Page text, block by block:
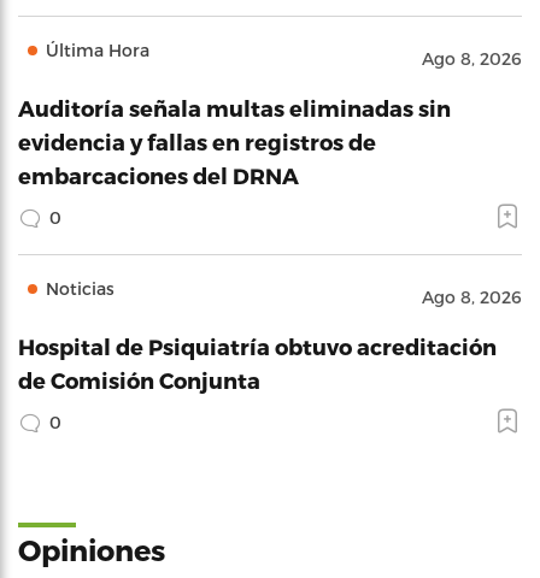
Última Hora Ago 8, 2026
Auditoría señala multas eliminadas sin
evidencia y fallas en registros de
embarcaciones del DRNA
0
Noticias Ago 8, 2026
Hospital de Psiquiatría obtuvo acreditación
de Comisión Conjunta
0
Opiniones